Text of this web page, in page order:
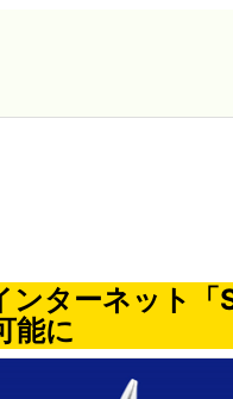
ンターネット
能に